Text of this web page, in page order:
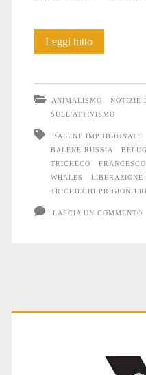
Leggi tuttoNiente
i
Trichechi
prigionieri
in
Russia
ANIMALISMO NOTIZIE
SULL'ATTIVISMO
BALENE IMPRIGIONATE
BALENE RUSSIA
TRICHECO
WHALES
LIBERAZIONE
TRICHIECHI PRIGIONIERI
LASCIA UN COMMENTO
Primary